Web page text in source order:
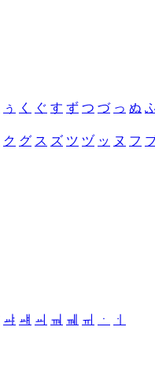
ぅ く ぐ す ず つ づ っ ぬ
ク グ ス ズ ツ ヅ ッ ヌ フ
ㆇ ㆈ ㆉ ㆊ ㆋ ㆌ ㆍ
ㆎ